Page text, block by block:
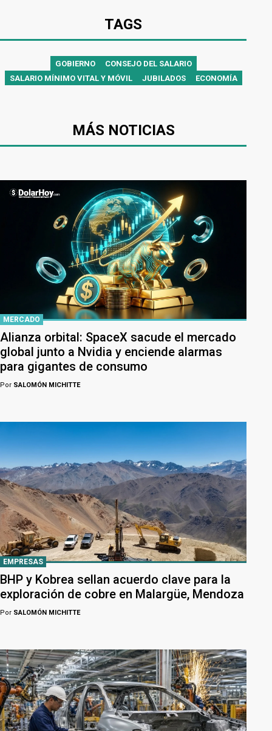
TAGS
GOBIERNO
CONSEJO DEL SALARIO
SALARIO MÍNIMO VITAL Y MÓVIL
JUBILADOS ECONOMÍA
MÁS NOTICIAS
MERCADO
Alianza orbital: SpaceX sacude el mercado
global junto a Nvidia y enciende alarmas
para gigantes de consumo
Por SALOMÓN MICHITTE
EMPRESAS
BHP y Kobrea sellan acuerdo clave para la
exploración de cobre en Malargüe, Mendoza
Por SALOMÓN MICHITTE